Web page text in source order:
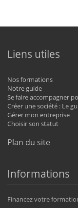
Liens utiles
Nos formations
Notre guide
Se faire accompagner
Créer une société : Le
Gérer mon entreprise
Choisir son statut
Plan du site
Informations
Financez votre